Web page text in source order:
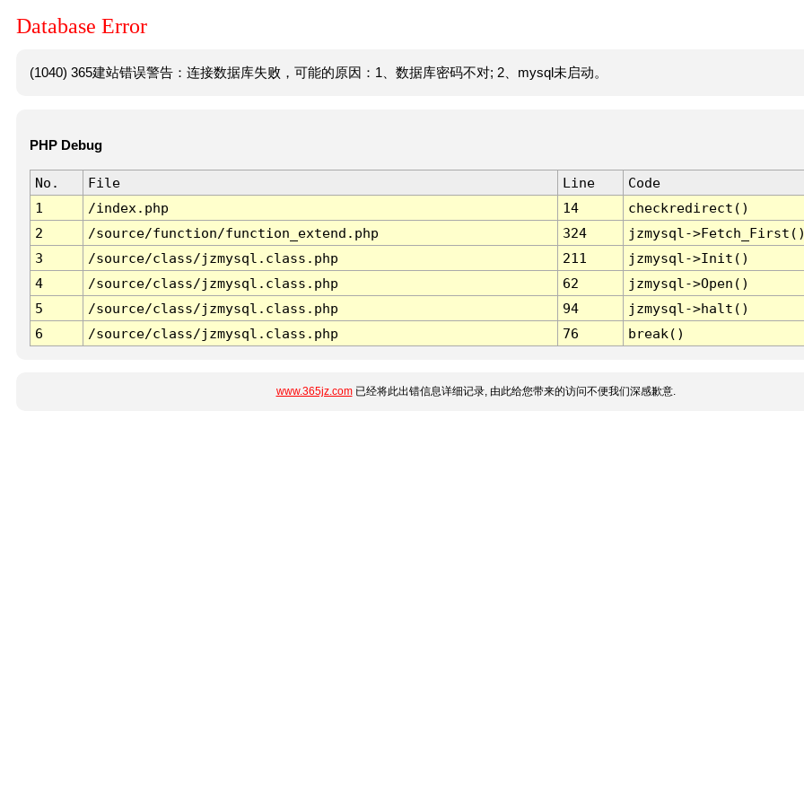
Database Error
(1040) 365建站错误警告：连接数据库失败，可能的原因：1、数据库密码不对; 2、mysql未启动。
PHP Debug
No. File Line
Code
1
/index.php 14
checkredirect()
2
/source/function/function_extend.php 324
jzmysql-
3
/source/class/jzmysql.class.php 211
jzmysql->Init()
4
/source/class/jzmysql.class.php 62
jzmysql->Open()
5
/source/class/jzmysql.class.php 94
jzmysql->halt()
6
/source/class/jzmysql.class.php 76 break()
www.365jz.com已经将此出错信息详细记录, 由此给您带来的访问不便我们深感歉意.